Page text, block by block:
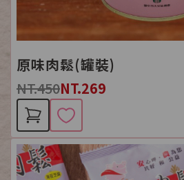
原味肉鬆(罐裝)
NT.450NT.269